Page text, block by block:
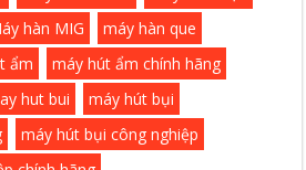
hàn MIG
máy hàn que
ẩm
máy hút ẩm chính hãng
hut bui
máy hút bụi
máy hút bụi công nghiệp